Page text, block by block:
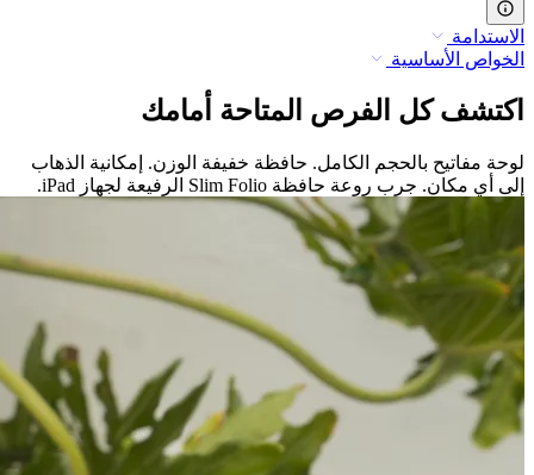
الاستدامة
الخواص الأساسية
اكتشف كل الفرص المتاحة أمامك
لوحة مفاتيح بالحجم الكامل. حافظة خفيفة الوزن. إمكانية الذهاب
إلى أي مكان. جرب روعة حافظة Slim Folio الرفيعة لجهاز iPad.